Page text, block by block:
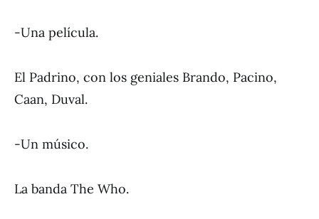
-Una película.
El Padrino, con los geniales Brando, Pacino,
Caan, Duval.
-Un músico.
La banda The Who.